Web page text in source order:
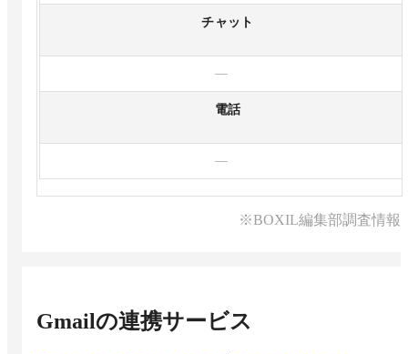
チャット
—
電話
—
※BOXIL編集部調査情報
Gmailの連携サービス